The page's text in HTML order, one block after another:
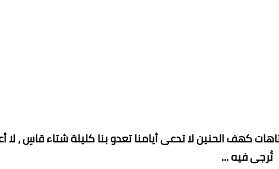
كهف الحنين لا تدعى أيامنا تعدو بنا كليلة شتاء قاسِ ، لا
تُرجى فيه ...